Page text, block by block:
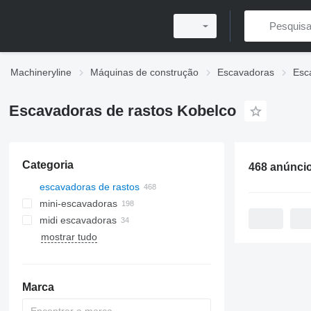
Machineryline Máquinas de construção Escavadoras
Escavadoras de rastos Kobelco
Categoria
escavadoras de rastos
mini-escavadoras
midi escavadoras
mostrar tudo
Marca
468